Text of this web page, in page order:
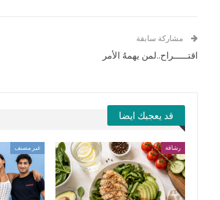
مشاركة سابقة
اقتــــــراح..لمن يهمهُ الأمر
قد يعجبك ايضا
رشاقة غير مصنف